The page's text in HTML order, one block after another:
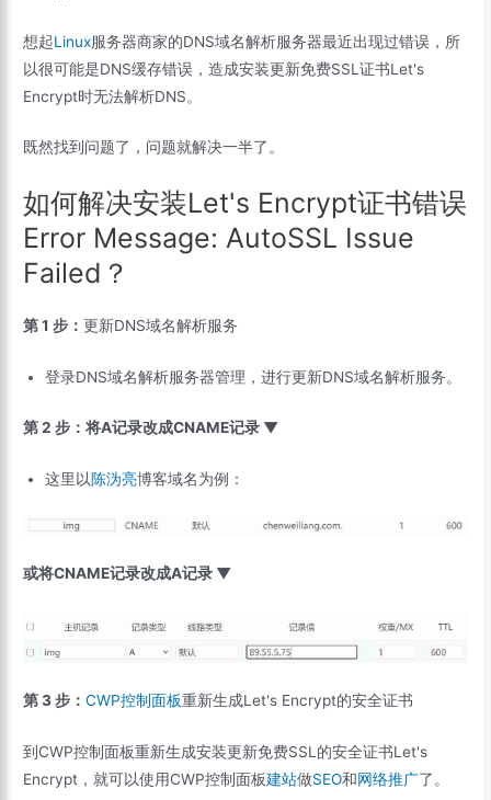
想起Linux服务器商家的DNS域名解析服务器最近出现过错误，所
以很可能是DNS缓存错误，造成安装更新免费SSL证书Let's
Encrypt时无法解析DNS。
既然找到问题了，问题就解决一半了。
如何解决安装Let's Encrypt证书错误
Error Message: AutoSSL Issue
Failed？
第 1 步：更新DNS域名解析服务
登录DNS域名解析服务器管理，进行更新DNS域名解析服务。
第 2 步：将A记录改成CNAME记录 ▼
这里以 陈沩亮博客域名为例：
或将CNAME记录改成A记录 ▼
第 3 步：CWP控制面板重新生成Let's Encrypt的安全证书
到CWP控制面板重新生成安装更新免费SSL的安全证书Let's
Encrypt，就可以使用CWP控制面板建站做SEO和网络推广了。